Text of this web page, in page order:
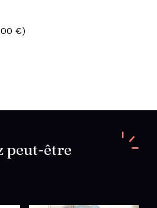
€)
peut-être